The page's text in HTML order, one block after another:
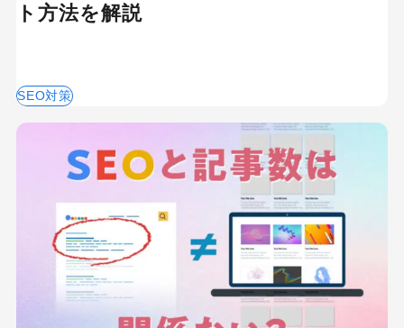
ト方法を解説
SEO対策